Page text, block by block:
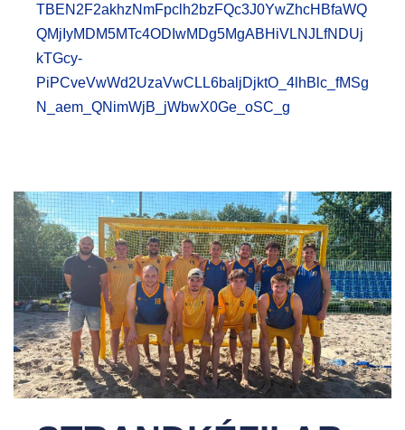
TBEN2F2akhzNmFpclh2bzFQc3J0YwZhcHBfaWQ
QMjIyMDM5MTc4ODIwMDg5MgABHiVLNJLfNDUj
kTGcy-
PiPCveVwWd2UzaVwCLL6baljDjktO_4lhBlc_fMSg
N_aem_QNimWjB_jWbwX0Ge_oSC_g